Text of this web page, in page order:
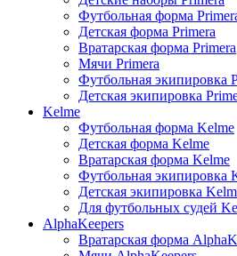
Футбольная форма
Детская форма Primera
Вратарская форма Primera
Мячи Primera
Футбольная экипировка
Детская экипировка
Kelme
Футбольная форма Kelme
Детская форма Kelme
Вратарская форма Kelme
Футбольная экипировка
Детская экипировка
Для футбольных судей
AlphaKeepers
Вратарская форма